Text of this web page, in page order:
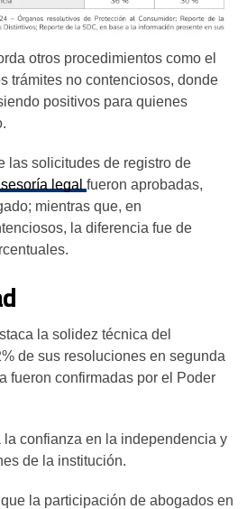
otros procedimientos como el
trámites no contenciosos, donde
positivos para quienes
las solicitudes de registro de
legal fueron aprobadas,
mientras que, en
la diferencia fue de
la solidez técnica del
de sus resoluciones en segunda
fueron confirmadas por el Poder
la confianza en la independencia y
de la institución.
la participación de abogados en